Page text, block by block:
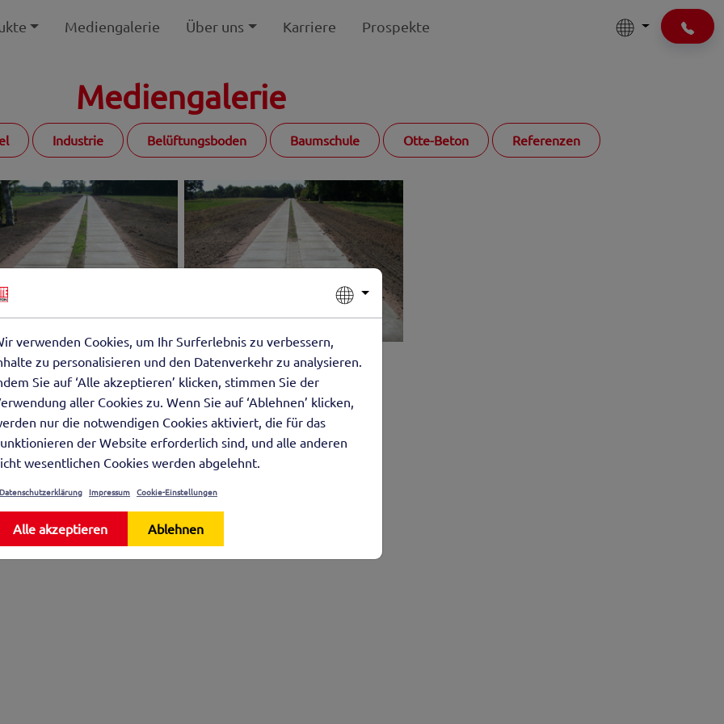
Mediengalerie Über uns Karriere Prospekte
Mediengalerie
Industrie Belüftungsboden Baumschule Otte-Beton Referenzen
verwenden Cookies, um Ihr Surferlebnis zu verbessern,
zu personalisieren und den Datenverkehr zu analysieren.
Sie auf ‘Alle akzeptieren’ klicken, stimmen Sie der
aller Cookies zu. Wenn Sie auf ‘Ablehnen’ klicken,
nur die notwendigen Cookies aktiviert, die für das
der Website erforderlich sind, und alle anderen
wesentlichen Cookies werden abgelehnt.
Datenschutzerklärung Impressum Cookie-Einstellungen
Alle akzeptieren Ablehnen